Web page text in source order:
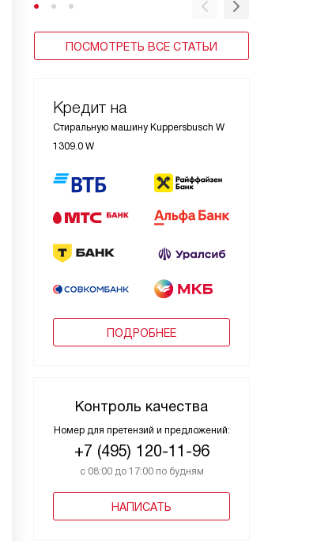
ПОСМОТРЕТЬ ВСЕ СТАТЬИ
Кредит на
Стиральную машину Kuppersbusch W
1309.0 W
ПОДРОБНЕЕ
Контроль качества
Номер для претензий и предложений:
+7 (495) 120-11-96
с 08:00 до 17:00 по будням
НАПИСАТЬ